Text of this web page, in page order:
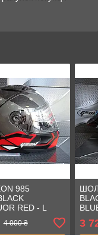
985
RED - L
4 000 ₴ 3